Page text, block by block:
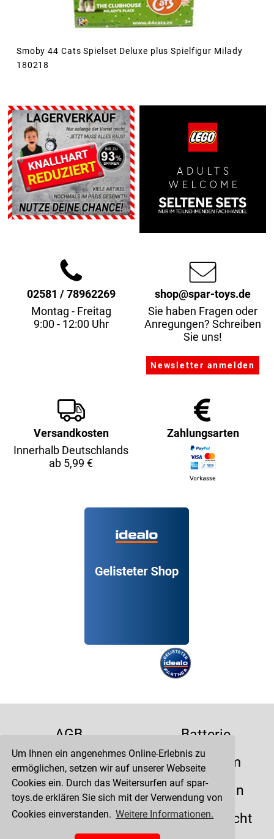
Um Ihnen ein angenehmes Online-Erlebnis zu
ermöglichen, setzen wir auf unserer Webseite
Cookies ein. Durch das Weitersurfen auf spar-
toys.de erklären Sie sich mit der Verwendung von
Cookies einverstanden. Weitere Informationen.
Smoby 44 Cats Spielset Deluxe plus Spielfigur Milady
180218
02581 / 78962269
Montag - Freitag
9:00 - 12:00 Uhr
shop@spar-toys.de
Sie haben Fragen oder
Anregungen? Schreiben
Sie uns!
Versandkosten
Innerhalb Deutschlands
ab 5,99 €
Zahlungsarten
AGB
Batterie
Datenschutz
Impressum
Kontakt
Liefertermin
Versandkosten
Widerrufsrecht